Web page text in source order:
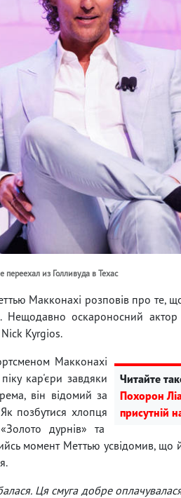
из Голливуда в Техас
Макконахі розповів про те,
Нещодавно оскароносний актор
Kyrgios.
Читайте
Похорон
присутній
Макконахі
кар'єри завдяки
він відомий за
позбутися хлопця
дурнів» та
момент Меттью усвідомив, що
Ця смуга добре